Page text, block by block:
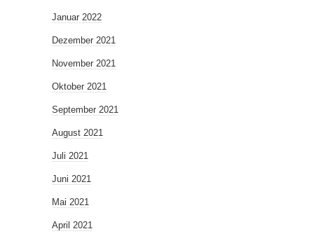
Januar 2022
Dezember 2021
November 2021
Oktober 2021
September 2021
August 2021
Juli 2021
Juni 2021
Mai 2021
April 2021